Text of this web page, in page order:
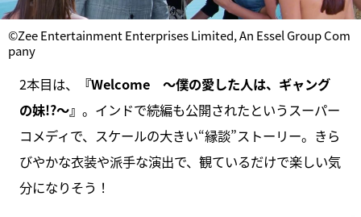
©Zee Entertainment Enterprises Limited, An Essel Group Com
pany
2本目は、
『Welcome ～僕の愛した人は、ギャング
の妹!?～』 。インドで続編も公開されたというスーパー
コメディで、スケールの大きい“縁談”ストーリー。きら
びやかな衣装や派手な演出で、観ているだけで楽しい気
分になりそう！